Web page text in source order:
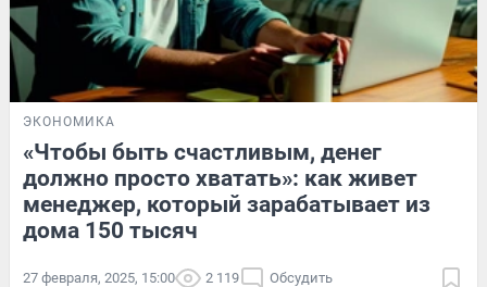
ЭКОНОМИКА
«Чтобы быть счастливым, денег
должно просто хватать»: как живет
менеджер, который зарабатывает из
дома 150 тысяч
27 февраля, 2025, 15:00 2 119 Обсудить